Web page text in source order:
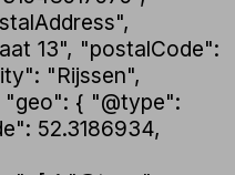
13", "postalCode":
"Rijssen",
{ "@type":
52.3186934,